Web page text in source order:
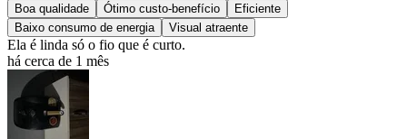
Boa qualidade Ótimo custo-benefício
Eficiente
Baixo consumo de energia
Visual atraente
Ela é linda só o fio que é curto.
há cerca de 1 mês